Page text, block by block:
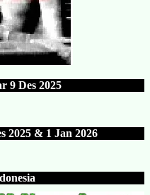
9 Des 2025
2025 & 1 Jan 2026